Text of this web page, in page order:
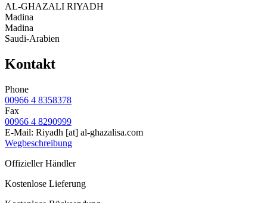
AL-GHAZALI RIYADH
Madina
Madina
Saudi-Arabien
Kontakt
Phone
00966 4 8358378
Fax
00966 4 8290999
E-Mail: Riyadh [at] al-ghazalisa.com
Wegbeschreibung
Offizieller Händler
Kostenlose Lieferung